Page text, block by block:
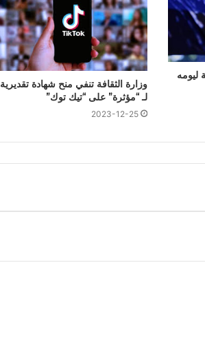
ليومه
وزارة الثقافة تنفي منح شهادة تقديرية
لـ “مؤثرة” على “تيك توك”
2023-12-25